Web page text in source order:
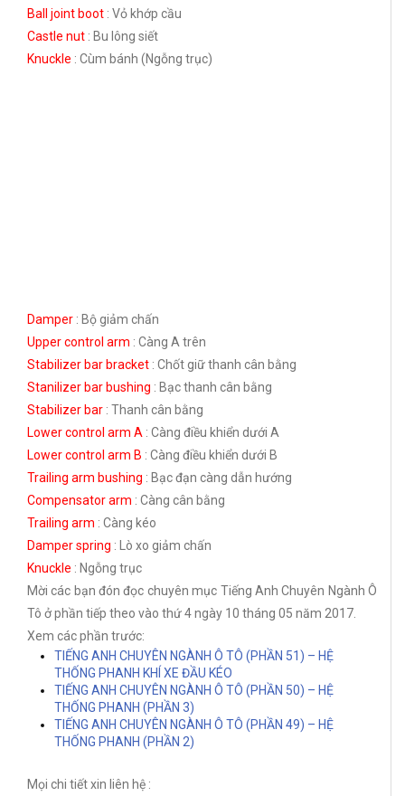
Ball joint boot : Vỏ khớp cầu
Castle nut : Bu lông siết
Knuckle : Cùm bánh (Ngỗng trục)
Damper : Bộ giảm chấn
Upper control arm : Càng A trên
Stabilizer bar bracket : Chốt giữ thanh cân bằng
Stanilizer bar bushing : Bạc thanh cân bằng
Stabilizer bar : Thanh cân bằng
Lower control arm A : Càng điều khiển dưới A
Lower control arm B : Càng điều khiển dưới B
Trailing arm bushing : Bạc đạn càng dẫn hướng
Compensator arm : Càng cân bằng
Trailing arm : Càng kéo
Damper spring : Lò xo giảm chấn
Knuckle : Ngỗng trục
Mời các bạn đón đọc chuyên mục Tiếng Anh Chuyên Ngành Ô
Tô ở phần tiếp theo vào thứ 4 ngày 10 tháng 05 năm 2017.
Xem các phần trước:
TIẾNG ANH CHUYÊN NGÀNH Ô TÔ (PHẦN 51) – HỆ
THỐNG PHANH KHÍ XE ĐẦU KÉO
TIẾNG ANH CHUYÊN NGÀNH Ô TÔ (PHẦN 50) – HỆ
THỐNG PHANH (PHẦN 3)
TIẾNG ANH CHUYÊN NGÀNH Ô TÔ (PHẦN 49) – HỆ
THỐNG PHANH (PHẦN 2)
Mọi chi tiết xin liên hệ :